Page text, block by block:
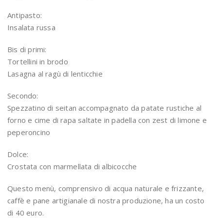
Antipasto:
Insalata russa
Bis di primi:
Tortellini in brodo
Lasagna al ragù di lenticchie
Secondo:
Spezzatino di seitan accompagnato da patate rustiche al
forno e cime di rapa saltate in padella con zest di limone e
peperoncino
Dolce:
Crostata con marmellata di albicocche
Questo menù, comprensivo di acqua naturale e frizzante,
caffè e pane artigianale di nostra produzione, ha un costo
di 40 euro.